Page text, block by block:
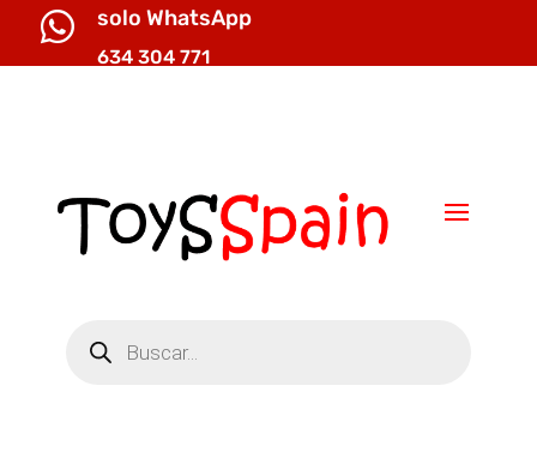
 solo WhatsApp
634 304 771
productos